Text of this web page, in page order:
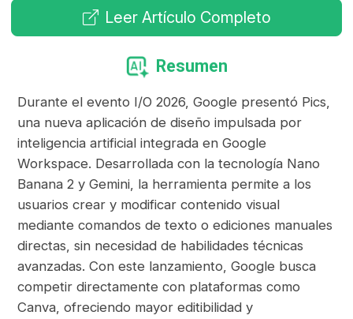
Leer Artículo Completo
Resumen
Durante el evento I/O 2026, Google presentó Pics,
una nueva aplicación de diseño impulsada por
inteligencia artificial integrada en Google
Workspace. Desarrollada con la tecnología Nano
Banana 2 y Gemini, la herramienta permite a los
usuarios crear y modificar contenido visual
mediante comandos de texto o ediciones manuales
directas, sin necesidad de habilidades técnicas
avanzadas. Con este lanzamiento, Google busca
competir directamente con plataformas como
Canva, ofreciendo mayor editibilidad y